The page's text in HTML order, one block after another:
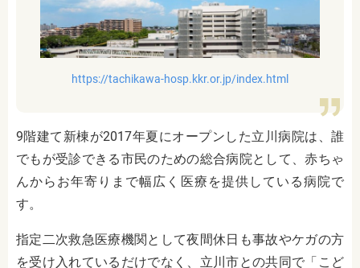
https://tachikawa-hosp.kkr.or.jp/index.html
9階建て新棟が2017年夏にオープンした立川病院は、誰
でもが受診できる市民のための総合病院として、赤ちゃ
んからお年寄りまで幅広く医療を提供している病院で
す。
指定二次救急医療機関として夜間休日も事故やケガの方
を受け入れているだけでなく、立川市との共同で「こど